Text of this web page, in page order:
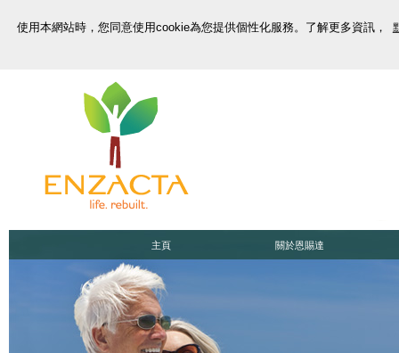
使用本網站時，您同意使用cookie為您提供個性化服務。了解更多資訊，
主頁 關於恩賜達